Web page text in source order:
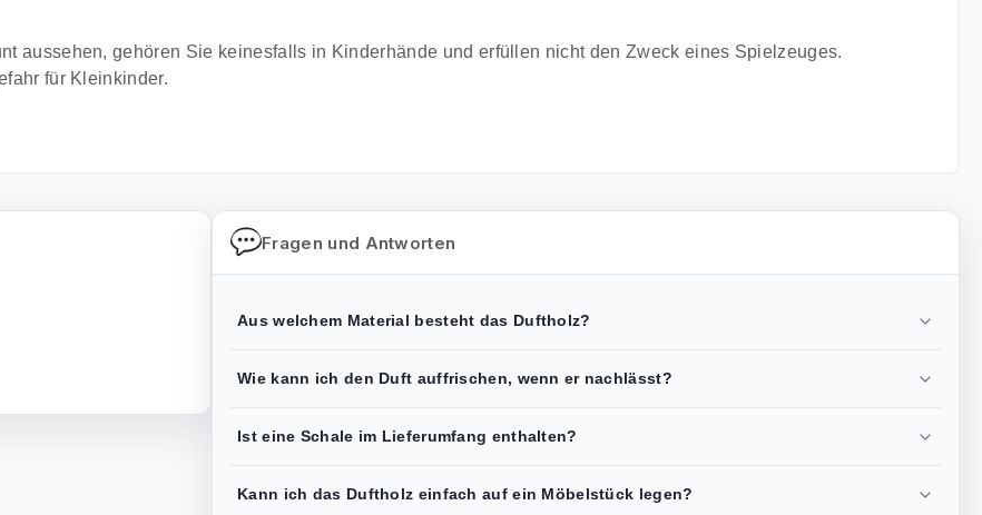
aussehen, gehören Sie keinesfalls in Kinderhände und erfüllen nicht den Zweck eines Spielzeuges.
für Kleinkinder.
Fragen und Antworten
Aus welchem Material besteht das Duftholz?
Wie kann ich den Duft auffrischen, wenn er nachlässt?
Ist eine Schale im Lieferumfang enthalten?
Kann ich das Duftholz einfach auf ein Möbelstück legen?